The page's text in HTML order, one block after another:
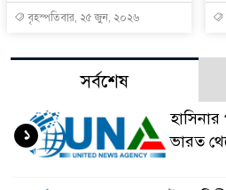
বৃহস্পতিবার, ২৫ জুন, ২০২৬
সর্বশেষ
ভারত
১